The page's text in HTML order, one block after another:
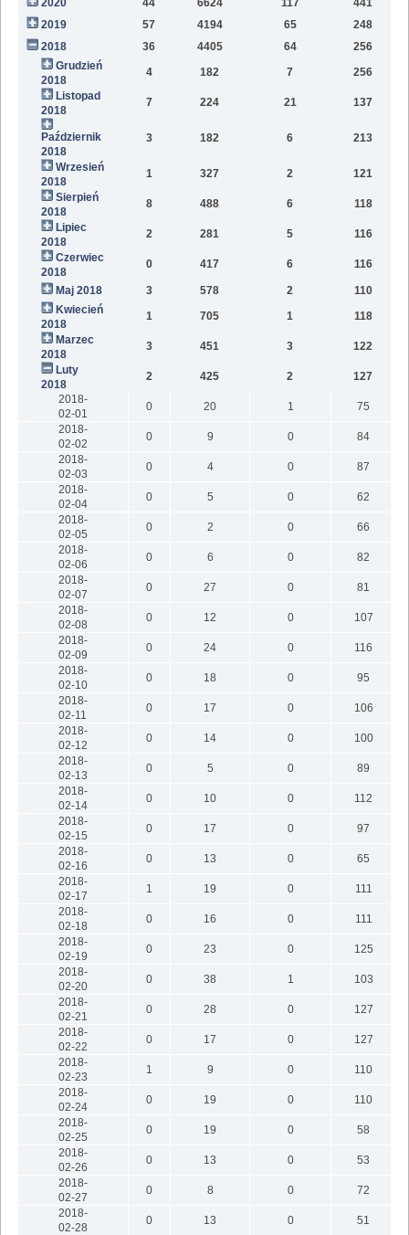
2019
57 4194 65 248
2018
36 4405 64 256
Grudzień
2018
4 182 7 256
Listopad
2018
7 224 21 137
Październik
2018
3 182 6 213
Wrzesień
2018
1 327 2 121
Sierpień
2018
8 488 6 118
Lipiec
2018
2 281 5
116
Czerwiec
2018
0 417 6 116
Maj 2018 3 578 2
110
Kwiecień
2018
1 705 1
118
Marzec
2018
3 451 3
122
Luty
2018
2 425 2
127
2018-
02-01
0 20 1
75
2018-
02-02
0 9 0
84
2018-
02-03
0 4 0
87
2018-
02-04
0 5 0
62
2018-
02-05
0 2 0
66
2018-
02-06
0 6 0
82
2018-
02-07
0 27 0
81
2018-
02-08
0 12 0
107
2018-
02-09
0 24 0
116
2018-
02-10
0 18 0
95
2018-
02-11
0 17 0
106
2018-
02-12
0 14 0
100
2018-
02-13
0 5 0
89
2018-
02-14
0 10 0
112
2018-
02-15
0 17 0
97
2018-
02-16
0 13 0
65
2018-
02-17
1 19 0
111
2018-
02-18
0 16 0
111
2018-
02-19
0 23 0
125
2018-
02-20
0 38 1
103
2018-
02-21
0 28 0
127
2018-
02-22
0 17 0
127
2018-
02-23
1 9 0
110
2018-
02-24
0 19 0
110
2018-
02-25
0 19 0
58
2018-
02-26
0 13 0
53
2018-
02-27
0 8 0
72
2018-
02-28
0 13 0
51